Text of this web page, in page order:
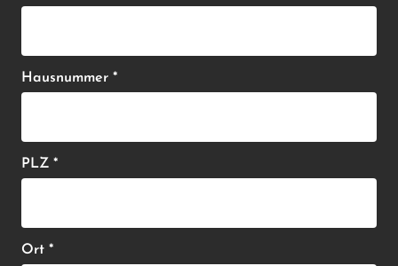
Hausnummer *
PLZ *
Ort *